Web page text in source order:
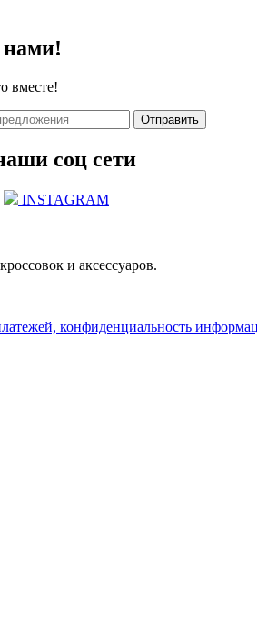
нами!
вместе!
Отправить
соц сети
INSTAGRAM
и аксессуаров.
конфиденциальность